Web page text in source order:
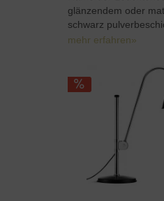
glänzendem oder
schwarz
mehr erfahren»